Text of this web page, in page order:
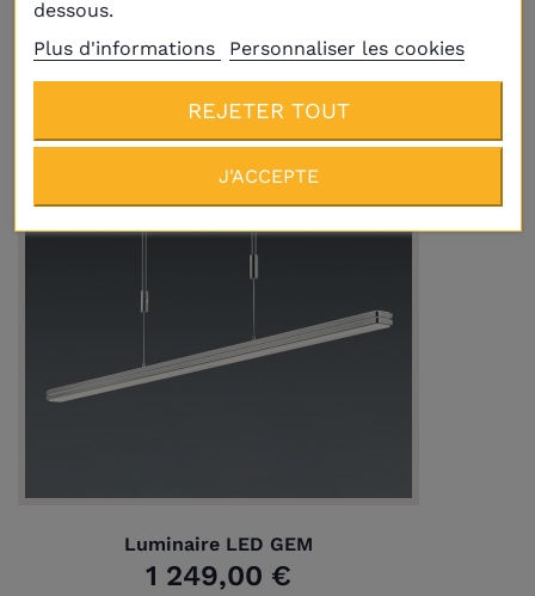
Luminaire LED GEM
1 249,00 €
dessous.
Plus d'informations
Personnaliser les cookies
REJETER TOUT
J'ACCEPTE